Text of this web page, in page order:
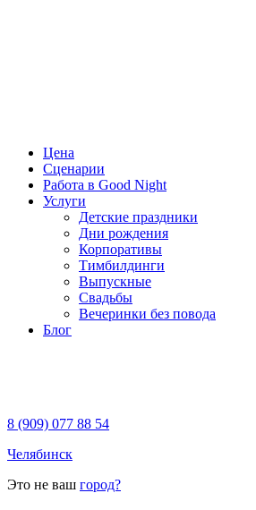
Цена
Сценарии
Работа в Good Night
Услуги
Детские праздники
Дни рождения
Корпоративы
Тимбилдинги
Выпускные
Свадьбы
Вечеринки без повода
Блог
8 (909) 077 88 54
Челябинск
Это не ваш город?